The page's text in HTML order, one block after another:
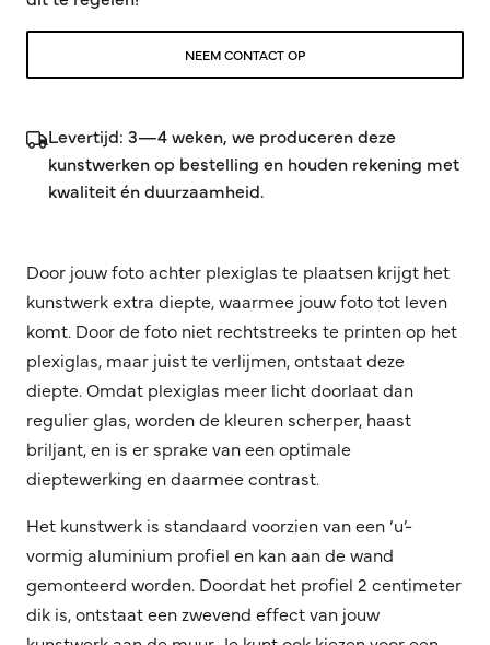
NEEM CONTACT OP
Levertijd: 3—4 weken, we produceren deze
kunstwerken op bestelling en houden rekening met
kwaliteit én duurzaamheid.
Door jouw foto achter plexiglas te plaatsen krijgt het
kunstwerk extra diepte, waarmee jouw foto tot leven
komt. Door de foto niet rechtstreeks te printen op het
plexiglas, maar juist te verlijmen, ontstaat deze
diepte. Omdat plexiglas meer licht doorlaat dan
regulier glas, worden de kleuren scherper, haast
briljant, en is er sprake van een optimale
dieptewerking en daarmee contrast.
Het kunstwerk is standaard voorzien van een ‘u’-
vormig aluminium profiel en kan aan de wand
gemonteerd worden. Doordat het profiel 2 centimeter
dik is, ontstaat een zwevend effect van jouw